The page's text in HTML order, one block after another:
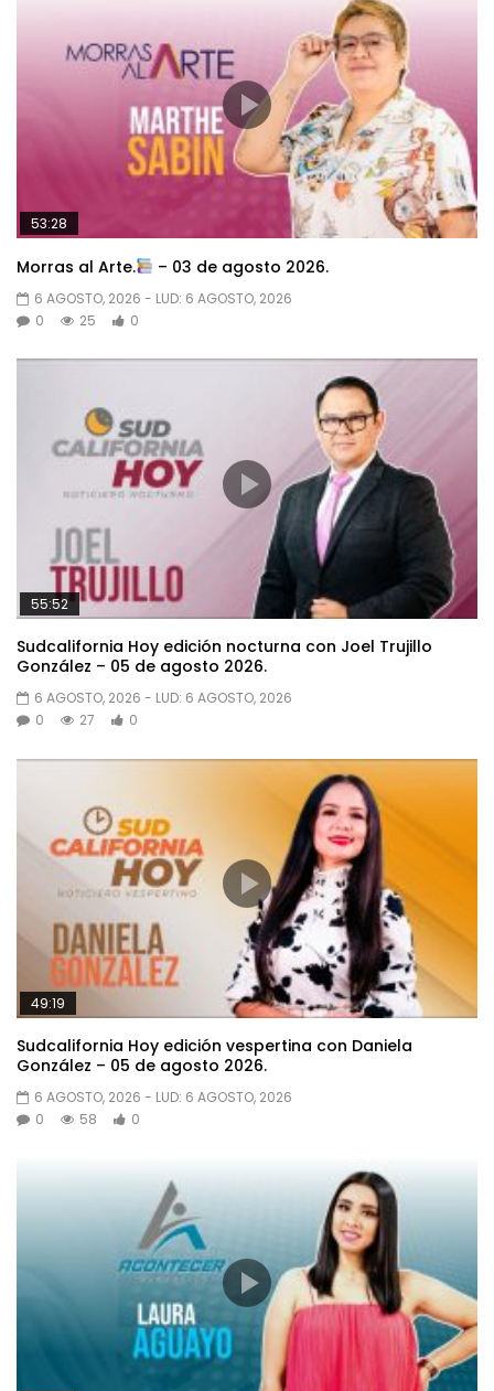
53:28
Morras al Arte. – 03 de agosto 2026.
6 AGOSTO, 2026 - LUD: 6 AGOSTO, 2026
0
25 0
55:52
Sudcalifornia Hoy edición nocturna con Joel Trujillo
González – 05 de agosto 2026.
6 AGOSTO, 2026 - LUD: 6 AGOSTO, 2026
0
27 0
49:19
Sudcalifornia Hoy edición vespertina con Daniela
González – 05 de agosto 2026.
6 AGOSTO, 2026 - LUD: 6 AGOSTO, 2026
0
58 0